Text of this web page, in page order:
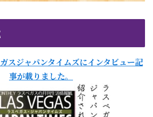
スジャパンタイムズにインタビュー記
事が載りました。